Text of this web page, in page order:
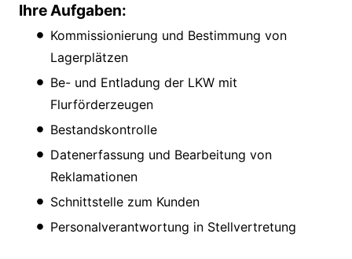
Ihre Aufgaben:
Kommissionierung und Bestimmung von
Lagerplätzen
Be- und Entladung der LKW mit
Flurförderzeugen
Bestandskontrolle
Datenerfassung und Bearbeitung von
Reklamationen
Schnittstelle zum Kunden
Personalverantwortung in Stellvertretung